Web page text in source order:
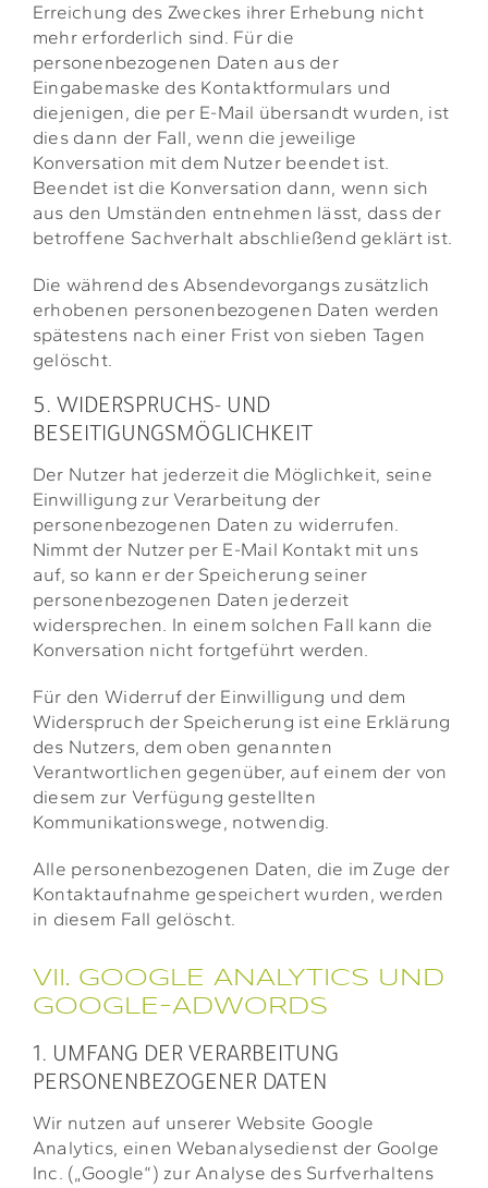
Erreichung des Zweckes ihrer Erhebung nicht
mehr erforderlich sind. Für die
personenbezogenen Daten aus der
Eingabemaske des Kontaktformulars und
diejenigen, die per E-Mail übersandt wurden, ist
dies dann der Fall, wenn die jeweilige
Konversation mit dem Nutzer beendet ist.
Beendet ist die Konversation dann, wenn sich
aus den Umständen entnehmen lässt, dass der
betroffene Sachverhalt abschließend geklärt ist.
Die während des Absendevorgangs zusätzlich
erhobenen personenbezogenen Daten werden
spätestens nach einer Frist von sieben Tagen
gelöscht.
5. WIDERSPRUCHS- UND
BESEITIGUNGSMÖGLICHKEIT
Der Nutzer hat jederzeit die Möglichkeit, seine
Einwilligung zur Verarbeitung der
personenbezogenen Daten zu widerrufen.
Nimmt der Nutzer per E-Mail Kontakt mit uns
auf, so kann er der Speicherung seiner
personenbezogenen Daten jederzeit
widersprechen. In einem solchen Fall kann die
Konversation nicht fortgeführt werden.
Für den Widerruf der Einwilligung und dem
Widerspruch der Speicherung ist eine Erklärung
des Nutzers, dem oben genannten
Verantwortlichen gegenüber, auf einem der von
diesem zur Verfügung gestellten
Kommunikationswege, notwendig.
Alle personenbezogenen Daten, die im Zuge der
Kontaktaufnahme gespeichert wurden, werden
in diesem Fall gelöscht.
VII. GOOGLE ANALYTICS UND
GOOGLE-ADWORDS
1. UMFANG DER VERARBEITUNG
PERSONENBEZOGENER DATEN
Wir nutzen auf unserer Website Google
Analytics, einen Webanalysedienst der Goolge
Inc. („Google“) zur Analyse des Surfverhaltens